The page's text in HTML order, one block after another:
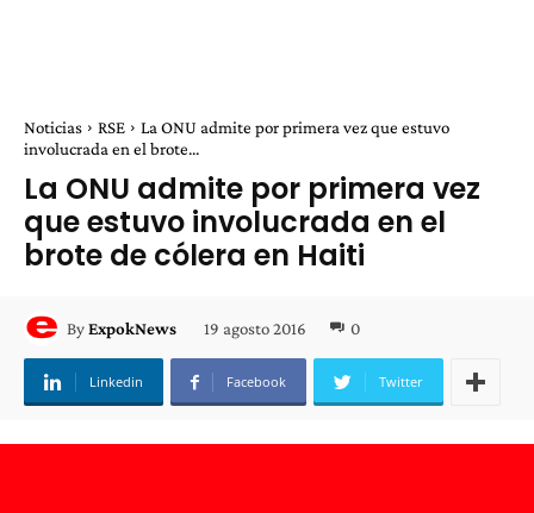
Noticias RSE
La ONU admite por primera vez que estuvo
involucrada en el brote...
La ONU admite por primera vez
que estuvo involucrada en el
brote de cólera en Haiti
ByExpokNews 19 agosto 2016 0
Linkedin Facebook Twitter